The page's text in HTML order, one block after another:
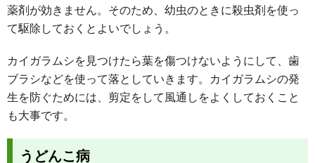
薬剤が効きません。そのため、幼虫のときに殺虫剤を使っ
て駆除しておくとよいでしょう。
カイガラムシを見つけたら葉を傷つけないようにして、歯
ブラシなどを使って落としていきます。カイガラムシの発
生を防ぐためには、剪定をして風通しをよくしておくこと
も大事です。
うどんこ病